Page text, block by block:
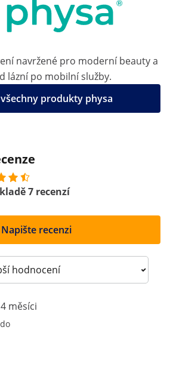
navržené pro moderní beauty a
lázní po mobilní služby.
produkty physa
7 recenzí
Napište recenzi
měsíci